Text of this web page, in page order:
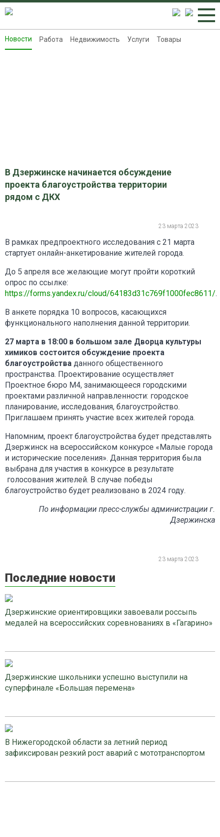
Новости
Новости Работа Недвижимость Услуги Товары
В Дзержинске начинается обсуждение
проекта благоустройства территории
рядом с ДКХ
23 марта 2023
В рамках предпроектного исследования с 21 марта
стартует онлайн-анкетирование жителей города.
До 5 апреля все желающие могут пройти короткий
опрос по ссылке:
https://forms.yandex.ru/cloud/64183d31c769f1000fec8611/.
В анкете порядка 10 вопросов, касающихся
функционального наполнения данной территории.
27 марта в 18:00 в большом зале Дворца культуры
химиков состоится обсуждение проекта
благоустройства данного общественного
пространства. Проектирование осуществляет
Проектное бюро М4, занимающееся городскими
проектами различной направленности: городское
планирование, исследования, благоустройство.
Приглашаем принять участие всех жителей города.
Напомним, проект благоустройства будет представлять
Дзержинск на всероссийском конкурсе «Малые города
и исторические поселения». Данная территория была
выбрана для участия в конкурсе в результате
голосования жителей. В случае победы
благоустройство будет реализовано в 2024 году.
По информации пресс-службы администрации г.
Дзержинска
23 марта 2023
Последние новости
Дзержинские ориентировщики завоевали россыпь
медалей на всероссийских соревнованиях в «Гагарино»
Дзержинские школьники успешно выступили на
суперфинале «Большая перемена»
В Нижегородской области за летний период
зафиксирован резкий рост аварий с мототранспортом